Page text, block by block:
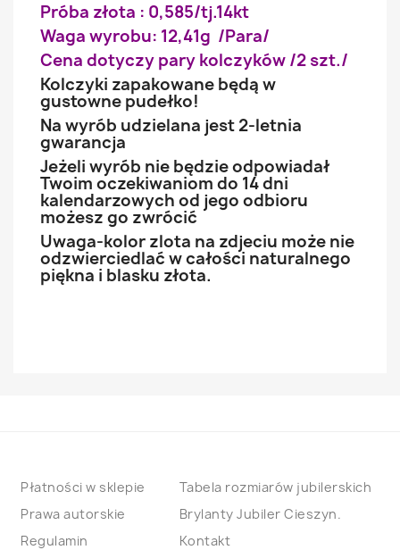
Próba złota : 0,585/tj.14kt
Waga wyrobu: 12,41g /Para/
Cena dotyczy pary kolczyków /2 szt./
Kolczyki zapakowane będą w
gustowne pudełko!
Na wyrób udzielana jest 2-letnia
gwarancja
Jeżeli wyrób nie będzie odpowiadał
Twoim oczekiwaniom do 14 dni
kalendarzowych od jego odbioru
możesz go zwrócić
Uwaga-kolor zlota na zdjeciu może nie
odzwierciedlać w całości naturalnego
piękna i blasku złota.
Płatności w sklepie
Prawa autorskie
Regulamin
Tabela rozmiarów jubilerskich
Brylanty Jubiler Cieszyn.
Kontakt